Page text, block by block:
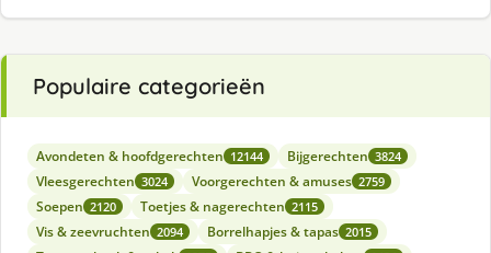
Populaire categorieën
Avondeten & hoofdgerechten 12144 Bijgerechten 3824
Vleesgerechten 3024 Voorgerechten & amuses 2759
Soepen 2120 Toetjes & nagerechten 2115
Vis & zeevruchten 2094 Borrelhapjes & tapas 2015